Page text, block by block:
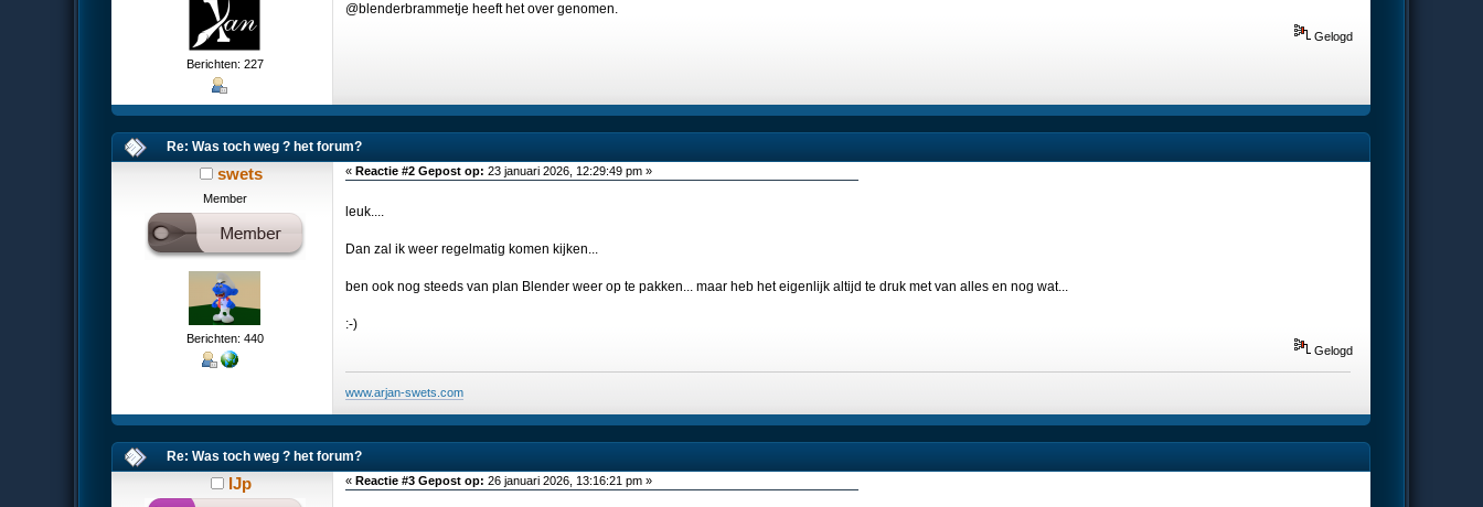
Berichten: 227
@blenderbrammetje heeft het over genomen.
Gelogd
Re: Was toch weg ? het forum?
swets
Member
Berichten: 440
«Reactie #2 Gepost op: 23 januari 2026, 12:29:49 pm »
leuk....
Dan zal ik weer regelmatig komen kijken...
ben ook nog steeds van plan Blender weer op te pakken... maar heb het eigenlijk altijd te druk met van alles en nog wat...
:-)
Gelogd
www.arjan-swets.com
Re: Was toch weg ? het forum?
IJp «Reactie #3 Gepost op: 26 januari 2026, 13:16:21 pm »